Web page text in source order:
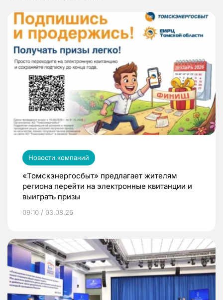
Новости компаний
«Томскэнергосбыт» предлагает жителям
региона перейти на электронные квитанции и
выиграть призы
09:10 / 03.08.26